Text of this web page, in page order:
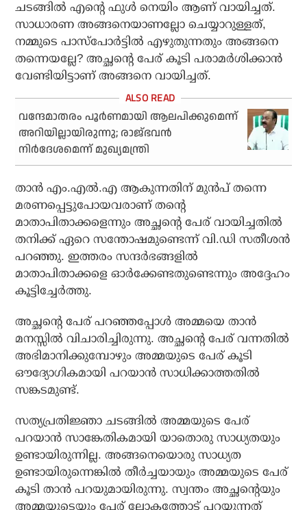
ചടങ്ങില്‍ എന്റെ ഫുള്‍ നെയിം ആണ് വായിച്ചത്.
സാധാരണ അങ്ങനെയാണല്ലോ ചെയ്യാറുള്ളത്,
നമ്മുടെ പാസ്‌പോര്‍ട്ടില്‍ എഴുതുന്നതും അങ്ങനെ
തന്നെയല്ലേ? അച്ഛന്റെ പേര് കൂടി പരാമര്‍ശിക്കാന്‍
വേണ്ടിയിട്ടാണ് അങ്ങനെ വായിച്ചത്.
വന്ദേമാതരം പൂര്‍ണമായി ആലപിക്കുമെന്ന്
അറിയില്ലായിരുന്നു; രാജ്ഭവന്‍
നിര്‍ദേശമെന്ന് മുഖ്യമന്ത്രി
താന്‍ എം.എല്‍.എ ആകുന്നതിന് മുന്‍പ് തന്നെ
മരണപ്പെട്ടുപോയവരാണ് തന്റെ
മാതാപിതാക്കളെന്നും അച്ഛന്റെ പേര് വായിച്ചതില്‍
തനിക്ക് ഏറെ സന്തോഷമുണ്ടെന്ന് വി.ഡി സതീശന്‍
പറഞ്ഞു. ഇത്തരം സന്ദര്‍ഭങ്ങളില്‍
മാതാപിതാക്കളെ ഓര്‍ക്കേണ്ടതുണ്ടെന്നും അദ്ദേഹം
കൂട്ടിച്ചേര്‍ത്തു.
അച്ഛന്റെ പേര് പറഞ്ഞപ്പോള്‍ അമ്മയെ താന്‍
മനസ്സില്‍ വിചാരിച്ചിരുന്നു. അച്ഛന്റെ പേര് വന്നതില്‍
അഭിമാനിക്കുമ്പോഴും അമ്മയുടെ പേര് കൂടി
ഔദ്യോഗികമായി പറയാന്‍ സാധിക്കാത്തതില്‍
സങ്കടമുണ്ട്.
സത്യപ്രതിജ്ഞാ ചടങ്ങില്‍ അമ്മയുടെ പേര്
പറയാന്‍ സാങ്കേതികമായി യാതൊരു സാധ്യതയും
ഉണ്ടായിരുന്നില്ല. അങ്ങനെയൊരു സാധ്യത
ഉണ്ടായിരുന്നെങ്കില്‍ തീര്‍ച്ചയായും അമ്മയുടെ പേര്
കൂടി താന്‍ പറയുമായിരുന്നു. സ്വന്തം അച്ഛന്റെയും
അമ്മയുടെയും പേര് ലോകത്തോട് പറയുന്നത്